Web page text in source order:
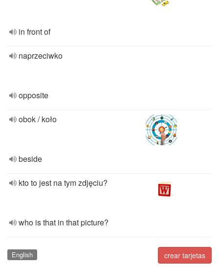
in front of
naprzeciwko
opposite
obok / koło
beside
kto to jest na tym zdjęciu?
who is that in that picture?
crear tarjetas
English